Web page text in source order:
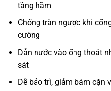
tầng hầm
Chống tràn ngược khi
cường
Dẫn nước vào ống thoát
sát
Dễ bảo trì, giảm bám cặn